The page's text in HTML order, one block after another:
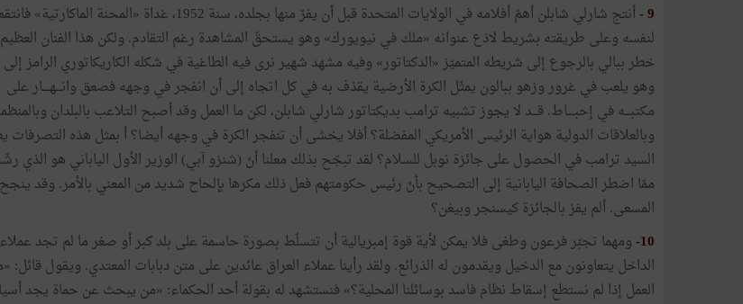
9 -
أنتج شارلي شابلن أهمّ أفلامه في الولايات المتحدة قبل أن يفرّ منها بجلده، سنة 1952، غداة «المحنة الماكارتية»
لنفسه وعلى طريقته بشريط لاذع عنوانه «ملك في نيويورك» وهو يستحقّ المشاهدة رغم التقادم. ولكن هذا الفنان العظيم
خطر ببالي بالرجوع إلى شريطه المتميّز «الدكتاتور» وفيه مشهد شهير نرى فيه الطاغية في شكله الكاريكاتوري الرامز إلى
وهو يلعب في غرور وزهو ببالون يمثّل الكرة الأرضية يقذف به في كل اتجاه إلى أن انفجر في وجهه فصعق وانـــهــــار على
مكتبـــه في إحبــــاط. قـــد لا يجوز تشبيه ترامب بديكتاتور شارلي شابلن، لكن ما العمل وقد أصبح التلاعب بالبلدان
وبالعلاقات الدولية هواية الرئيس الأمريكي المفضلة؟ أفلا يخشى أن تنفجر الكرة في وجهه أيضا؟ أ بمثل هذه التصرفات
السيد ترامب في الحصول على جائزة نوبل للسلام؟ لقد تبجّح بذلك معلنا أنّ (شنزو آبي) الوزير الأول الياباني هو الذي
ممّا اضطر الصحافة اليابانية إلى التصحيح بأنّ رئيس حكومتهم فعل ذلك مكرها بإلحاح شديد من المعني بالأمر. وقد ينجح
المسعى. ألم يفز بالجائزة كيسنجر وبيغن؟
10- ومهما تجبّر فرعون وطغى فلا يمكن لأية قوة إمبريالية أن تتسلّط بصورة حاسمة على بلد كبر أو صغر ما لم تجد
الداخل يتعاونون مع الدخيل ويقدمون له الذرائع. ولقد رأينا عملاء العراق عائدين على متن دبابات المعتدي. ويقول قائل:
العمل إذا لم نستطع إسقاط نظام فاسد بوسائلنا المحلية؟» فنستشهد له بقولة أحد الحكماء: «من يبحث عن حماة يجد